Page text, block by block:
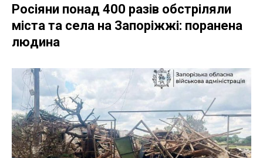
Росіяни понад 400 разів обстріляли
міста та села на Запоріжжі: поранена
людина